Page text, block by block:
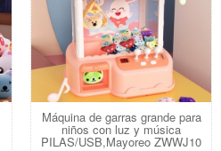
Máquina de garras grande para
niños con luz y música
PILAS/USB,Mayoreo ZWWJ10